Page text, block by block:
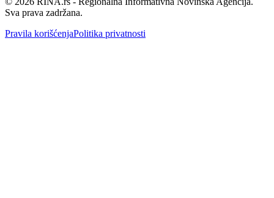
Sva prava zadržana.
Pravila korišćenjaPolitika privatnosti